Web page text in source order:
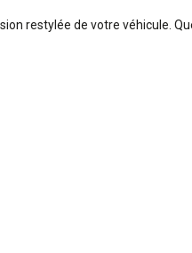
restylée de votre véhicule.